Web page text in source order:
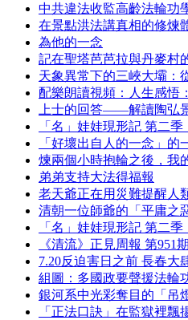
中共違法收監高齡法輪功
在景點洪法講真相的修煉
為他的一念
記在聖塔芭芭拉與丹麥村
天象異常下的三峽大壩：
配樂朗讀視頻：人生感悟
上士的回答——解讀陶弘
「名」娃娃現形記 第二季
「好壞出自人的一念」的
煉兩個小時抱輪之後，我
弟弟支持大法得福報
老天爺正在用災難提醒人
清朝一位師爺的「平庸之
「名」娃娃現形記 第二季
《清流》正見周報 第951期
7.20反迫害日之前 長春大
組圖：多國政要聲援法輪
銀河系中光彩奪目的「吊
「正法口訣」在監獄裡飄